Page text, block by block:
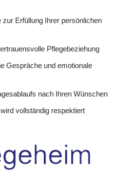
zur Erfüllung Ihrer persönlichen
Pflegebeziehung
Gespräche und emotionale
nach Ihren Wünschen
vollständig respektiert